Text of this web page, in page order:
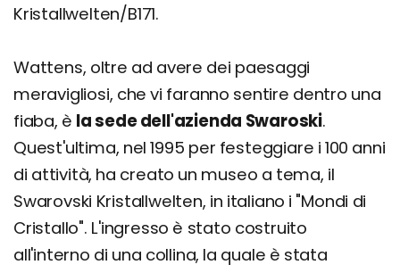
Kristallwelten/B171.
Wattens, oltre ad avere dei paesaggi
meravigliosi, che vi faranno sentire dentro una
fiaba, è la sede dell'azienda Swaroski.
Quest'ultima, nel 1995 per festeggiare i 100 anni
di attività, ha creato un museo a tema, il
Swarovski Kristallwelten, in italiano i "Mondi di
Cristallo". L'ingresso è stato costruito
all'interno di una collina, la quale è stata